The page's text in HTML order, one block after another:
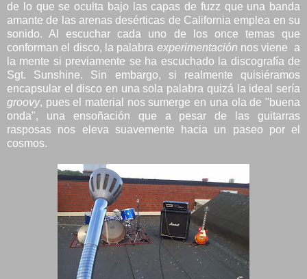
de lo que se oculta bajo las capas de fuzz que una banda
amante de las arenas desérticas de California emplea en su
sonido. Al escuchar cada uno de los once temas que
conforman el disco, la palabra experimentación nos viene a
la mente si previamente se ha escuchado la discografía de
Sgt. Sunshine. Sin embargo, si realmente quisiéramos
encapsular el disco en una sola palabra quizá la ideal sería
groovy, pues el material nos sumerge en una ola de "buena
onda", una ensoñación que a pesar de las guitarras
rasposas nos eleva suavemente hacia un paseo por el
cosmos.